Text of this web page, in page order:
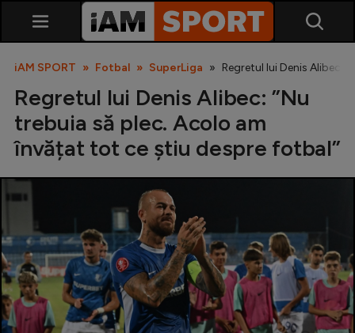
SuperLiga
Liga 2
Cupa României
Echipa Națională
U21
iAM SPORT Fotbal SuperLiga Regretul lui Denis Alibec:
Regretul lui Denis Alibec: ”Nu
trebuia să plec. Acolo am
învățat tot ce știu despre fotbal”